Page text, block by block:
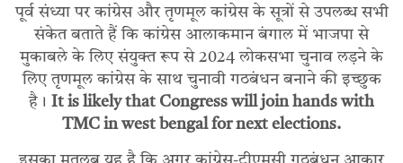
पूर्व संध्या पर कांग्रेस और तृणमूल कांग्रेस के सूत्रों से उपलब्ध सभी
संकेत बताते हैं कि कांग्रेस आलाकमान बंगाल में भाजपा से
मुकाबले के लिए संयुक्त रूप से 2024 लोकसभा चुनाव लड़ने के
लिए तृणमूल कांग्रेस के साथ चुनावी गठबंधन बनाने की इच्छुक
है। It is likely that Congress will join hands with
TMC in west bengal for next elections.